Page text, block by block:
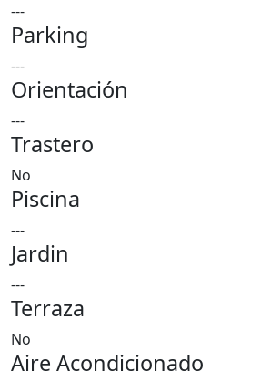
---
Parking
---
Orientación
---
Trastero
No
Piscina
---
Jardin
---
Terraza
No
Aire Acondicionado